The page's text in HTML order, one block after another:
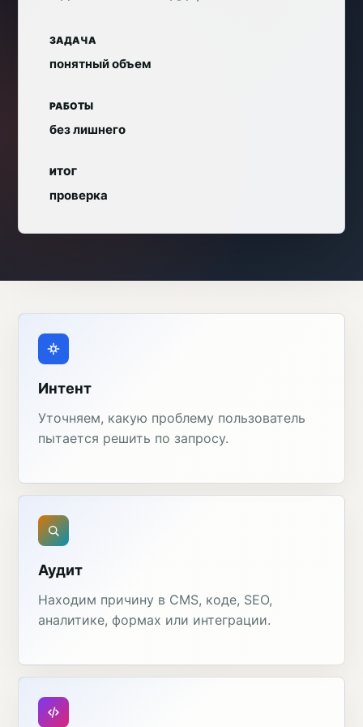
ЗАДАЧА
понятный объем
РАБОТЫ
без лишнего
ИТОГ
проверка
Интент
Уточняем, какую проблему пользователь
пытается решить по запросу.
Аудит
Находим причину в CMS, коде, SEO,
аналитике, формах или интеграции.